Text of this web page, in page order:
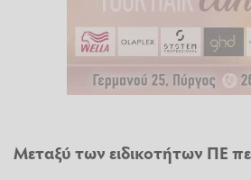
Μεταξύ των ειδικοτήτων ΠΕ